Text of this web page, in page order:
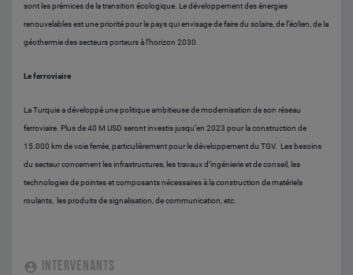
sont les prémices de la transition écologique. Le développement des énergies
renouvelables est une priorité pour le pays qui envisage de faire du solaire, de l’éolien, de la
géothermie des secteurs porteurs à l’horizon 2030.
Le ferroviaire
La Turquie a développé une politique ambitieuse de modernisation de son réseau
ferroviaire. Plus de 40 M USD seront investis jusqu’en 2023 pour la construction de
15.000 km de voie ferrée, particulièrement pour le développement du TGV. Les besoins
du secteur concernent les infrastructures, les travaux d’ingénierie et de conseil, les
technologies de pointes et composants nécessaires à la construction de matériels
roulants, les produits de signalisation, de communication, etc.
INTERVENANTS